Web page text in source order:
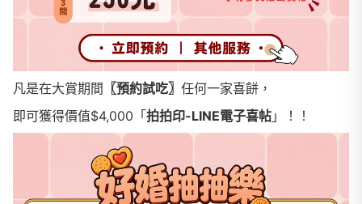
凡是在大賞期間 〖預約試吃〗 任何一家喜餅，
即可獲得價值$4,000「拍拍印-LINE電子喜帖 」！！